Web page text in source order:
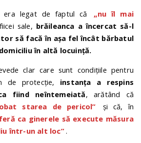
era legat de faptul că
„nu îl mai
sale, brăileanca a încercat să-l
să facă în așa fel încât bărbatul
în altă locuință.
clar care sunt condițiile pentru
de protecție, instanța a respins
fiind neîntemeiată, arătând că
starea de pericol”
și că, în
ca ginerele să execute măsura
într-un alt loc”.